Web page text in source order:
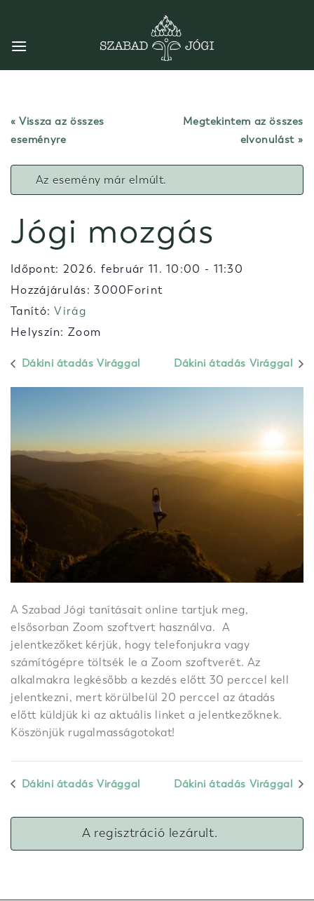
content
« Vissza az összes
eseményre
Megtekintem az összes
elvonulást
Az esemény már elmúlt.
Jógi mozgás
Időpont: 2026. február 11. 10:00 - 11:30
Hozzájárulás: 3000Forint
Tanító:Virág
Helyszín: Zoom
Dákini átadás Virággal Dákini átadás Virággal
A Szabad Jógi tanításait online tartjuk meg,
elsősorban Zoom szoftvert használva. A
jelentkezőket kérjük, hogy telefonjukra vagy
számítógépre töltsék le a Zoom szoftverét. Az
alkalmakra legkésőbb a kezdés előtt 30 perccel kell
jelentkezni, mert körülbelül 20 perccel az átadás
előtt küldjük ki az aktuális linket a jelentkezőknek.
Köszönjük rugalmasságotokat!
Dákini átadás Virággal Dákini átadás Virággal
A regisztráció lezárult.